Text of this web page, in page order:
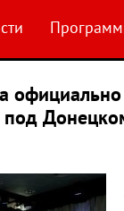
под